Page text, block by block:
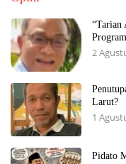
“Tarian
2
Larut?
1
Pidato